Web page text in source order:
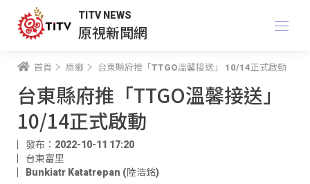
TITV NEWS
原視新聞網
首頁 原鄉 台東縣府推「TTGO溫馨接送」 10/14正式啟動
台東縣府推「TTGO溫馨接送」
10/14正式啟動
發布：2022-10-11 17:20
台東富里
Bunkiatr Katatrepan (陸浩銘)